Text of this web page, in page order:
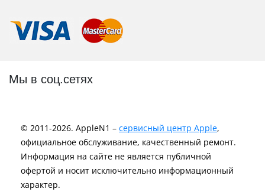
Мы в соц.сетях
© 2011-2026. AppleN1 – сервисный центр Apple,
официальное обслуживание, качественный ремонт.
Информация на сайте не является публичной
офертой и носит исключительно информационный
характер.